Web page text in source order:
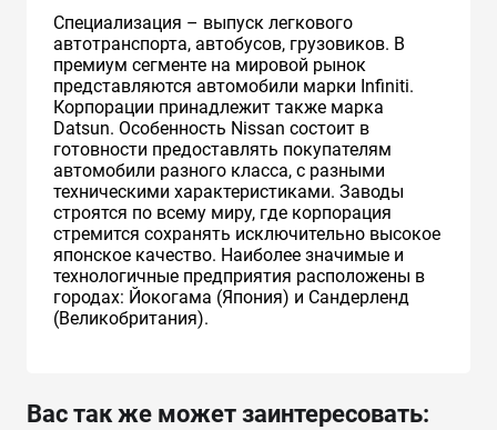
Специализация – выпуск легкового
автотранспорта, автобусов, грузовиков. В
премиум сегменте на мировой рынок
представляются автомобили марки Infiniti.
Корпорации принадлежит также марка
Datsun. Особенность Nissan состоит в
готовности предоставлять покупателям
автомобили разного класса, с разными
техническими характеристиками. Заводы
строятся по всему миру, где корпорация
стремится сохранять исключительно высокое
японское качество. Наиболее значимые и
технологичные предприятия расположены в
городах: Йокогама (Япония) и Сандерленд
(Великобритания).
Вас так же может заинтересовать: